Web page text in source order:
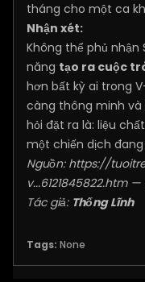
tháng cho một ca
Nhận xét:
Không thể phủ nhận
năng tạo ra cuộc
hơn bất kỳ ai trong
càng thông minh và
hỏi đặt ra là: liệu
một chiến dịch
Nguồn: https://
v...6121845822.htm—
Tác giả: Thống Lĩnh
Tags: None